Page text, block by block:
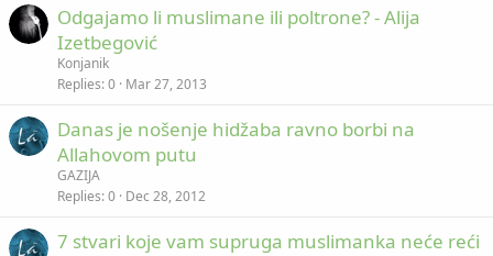
Odgajamo li muslimane ili poltrone? - Alija
Izetbegović
Konjanik
Replies 0 Mar 27, 2013
Danas je nošenje hidžaba ravno borbi na
Allahovom putu
GAZIJA
Replies 0 Dec 28, 2012
7 stvari koje vam supruga muslimanka neće reći